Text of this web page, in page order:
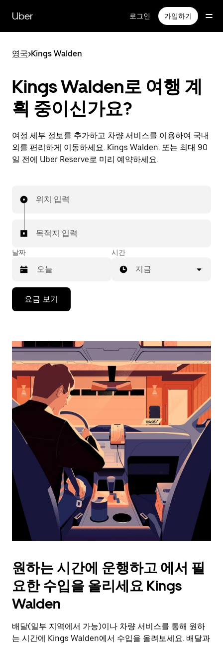
Uber 로그인 가입하기
영국>Kings Walden
Kings Walden로 여행 계
획 중이신가요?
여정 세부 정보를 추가하고 차량 서비스를 이용하여 국내
외를 편리하게 이동하세요. Kings Walden. 또는 최대 90
일 전에 Uber Reserve로 미리 예약하세요.
위치 입력
목적지 입력
날짜
작
면
아
래
화
살
표
러
날
짜
캘
린
더
를
닫
려
면
시간
지금
요금 보기
원하는 시간에 운행하고 에서 필
요한 수입을 올리세요 Kings
Walden
배달(일부 지역에서 가능)이나 차량 서비스를 통해 원하
는 시간에 Kings Walden에서 수입을 올려보세요. 배달과